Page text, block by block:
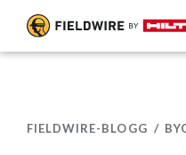
FIELDWIRE-BLOGG